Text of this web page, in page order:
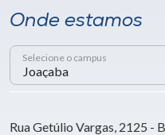
Onde estamos
Selecione o campus
Rua Getúlio Vargas, 2125 -